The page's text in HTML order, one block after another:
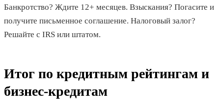
Банкротство? Ждите 12+ месяцев. Взыскания? Погасите и
получите письменное соглашение. Налоговый залог?
Решайте с IRS или штатом.
Итог по кредитным рейтингам и
бизнес-кредитам